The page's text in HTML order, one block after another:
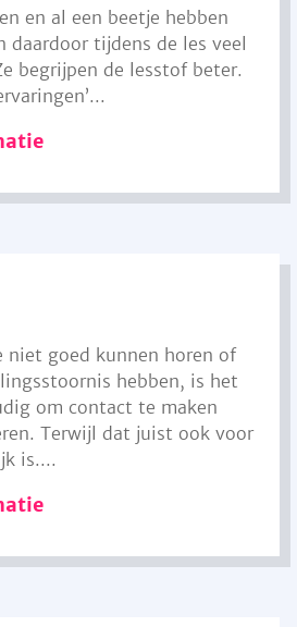
en al een beetje hebben
daardoor tijdens de les veel
begrijpen de lesstof beter.
niet goed kunnen horen of
hebben, is het
om contact te maken
Terwijl dat juist ook voor
is....